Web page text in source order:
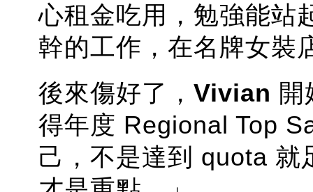
心租金吃用，勉強能站
幹的工作，在名牌女裝
後來傷好了， Vivian
得年度 Regional Top
己，不是達到 quota 就